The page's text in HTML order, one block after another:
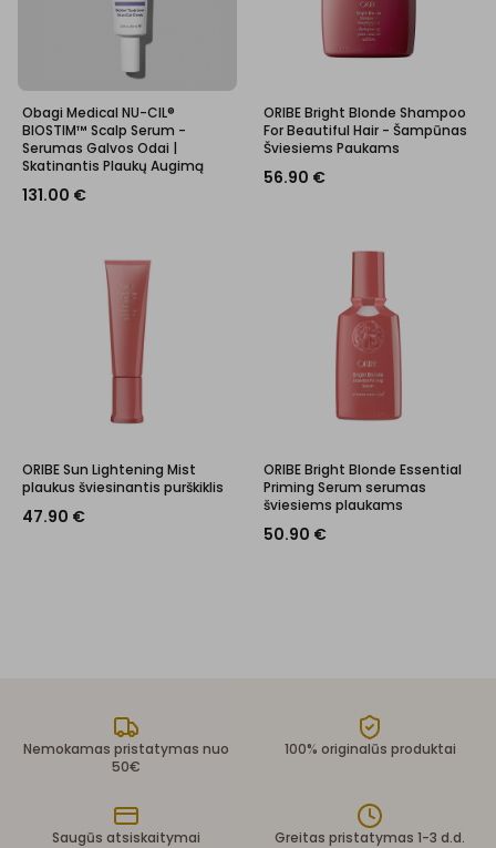
Obagi Medical NU-CIL®
BIOSTIM™ Scalp Serum -
Serumas Galvos Odai |
Skatinantis Plaukų Augimą
131.00 €
ORIBE Bright Blonde Shampoo
For Beautiful Hair - Šampūnas
Šviesiems Paukams
56.90 €
ORIBE Sun Lightening Mist
plaukus šviesinantis purškiklis
47.90 €
ORIBE Bright Blonde Essential
Priming Serum serumas
šviesiems plaukams
50.90 €
Nemokamas pristatymas nuo
50€
100% originalūs produktai
Saugūs atsiskaitymai Greitas pristatymas 1-3 d.d.